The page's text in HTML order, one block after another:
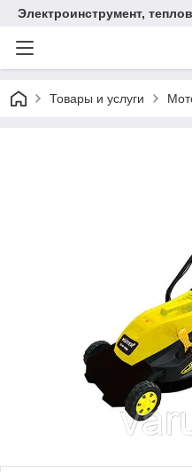
Электроинструмент,
Товары и услуги